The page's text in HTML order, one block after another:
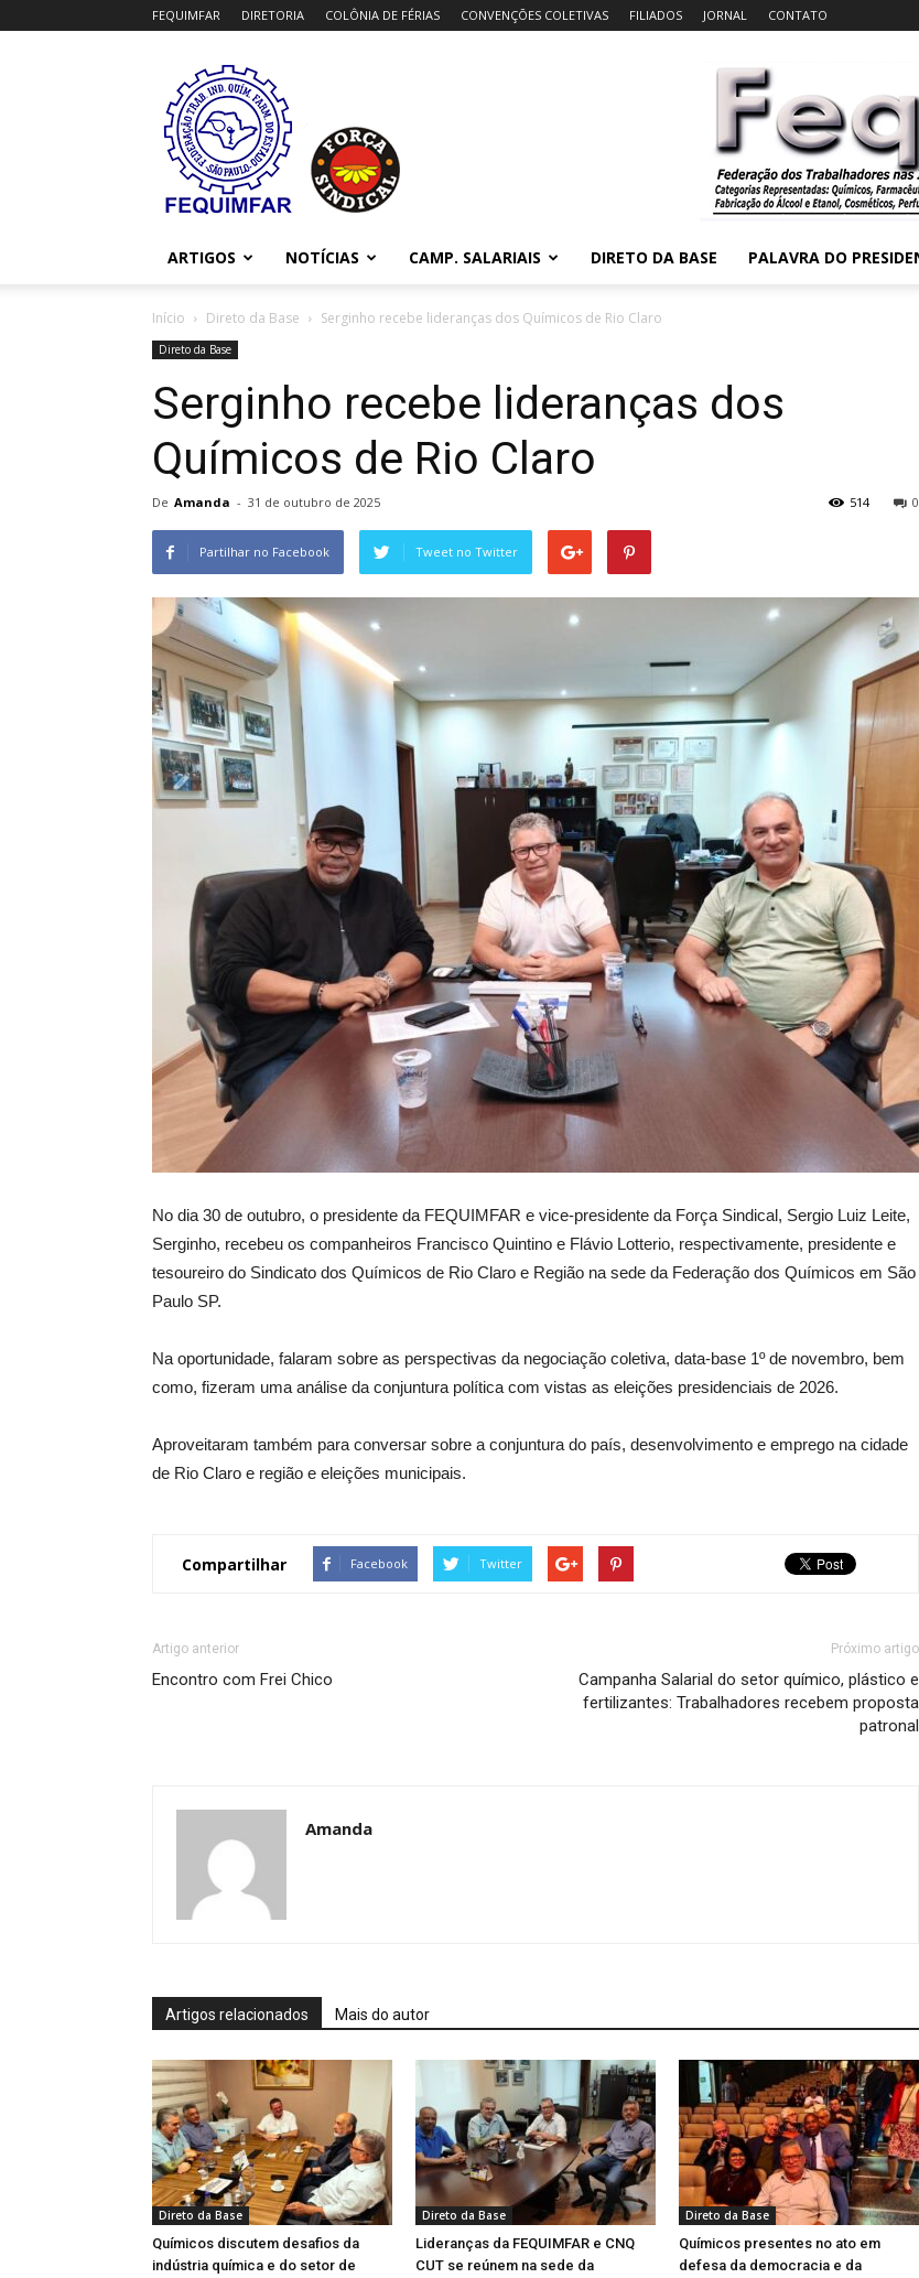
FEQUIMFAR DIRETORIA COLÔNIA DE FÉRIAS CONVENÇÕES COLETIVAS FILIADOS JORNAL CONTATO
ARTIGOS NOTÍCIAS CAMP. SALARIAIS DIRETO DA BASE PALAVRA DO
Início Direto da Base Serginho recebe lideranças dos Químicos de Rio Claro
Direto da Base
Serginho recebe lideranças dos
Químicos de Rio Claro
De Amanda - 31 de outubro de 2025 0
514
Partilhar no Facebook Tweet no Twitter
No dia 30 de outubro, o presidente da FEQUIMFAR e vice-presidente da Força Sindical, Sergio Luiz Leite,
Serginho, recebeu os companheiros Francisco Quintino e Flávio Lotterio, respectivamente, presidente e
tesoureiro do Sindicato dos Químicos de Rio Claro e Região na sede da Federação dos Químicos em São
Paulo SP.
Na oportunidade, falaram sobre as perspectivas da negociação coletiva, data-base 1º de novembro, bem
como, fizeram uma análise da conjuntura política com vistas as eleições presidenciais de 2026.
Aproveitaram também para conversar sobre a conjuntura do país, desenvolvimento e emprego na cidade
de Rio Claro e região e eleições municipais.
Compartilhar Facebook Twitter
Artigo anterior
Encontro com Frei Chico
Próximo artigo
Campanha Salarial do setor químico, plástico e
fertilizantes: Trabalhadores recebem proposta
patronal
Amanda
Artigos relacionados Mais do autor
Direto da Base
Químicos discutem desafios da
indústria química e do setor de
Direto da Base
Lideranças da FEQUIMFAR e CNQ
CUT se reúnem na sede da
Direto da Base
Químicos presentes no ato em
defesa da democracia e da